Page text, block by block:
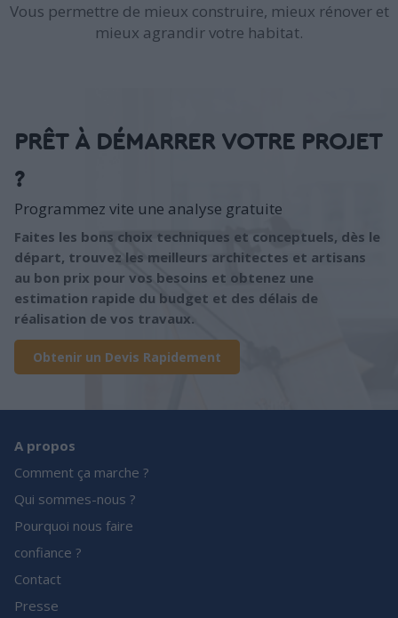
Vous permettre de mieux construire, mieux rénover et
mieux agrandir votre habitat.
PRÊT À DÉMARRER VOTRE PROJET
?
Programmez vite une analyse gratuite
Faites les bons choix techniques et conceptuels, dès le
départ, trouvez les meilleurs architectes et artisans
au bon prix pour vos besoins et obtenez une
estimation rapide du budget et des délais de
réalisation de vos travaux.
Obtenir un Devis Rapidement
A propos
Comment ça marche ?
Qui sommes-nous ?
Pourquoi nous faire
confiance ?
Contact
Presse